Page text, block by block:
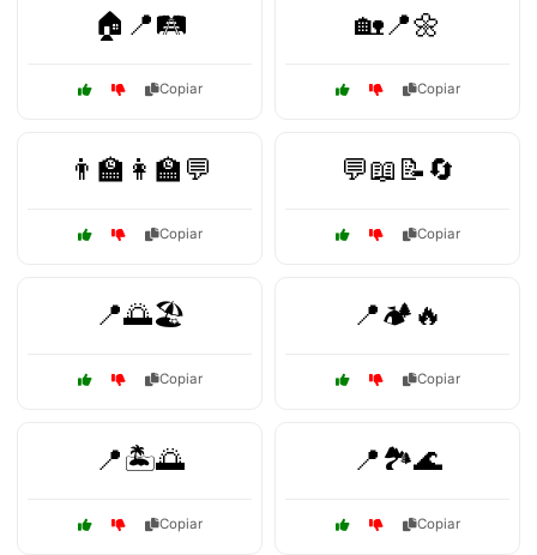
🏠📍🛤️
Copiar
🏡📍🌼
Copiar
👨‍🏫👩‍🏫💬
Copiar
💬📖📝🔄
Copiar
📍🌅🏖️
Copiar
📍🏕️🔥
Copiar
📍🏝️🌅
Copiar
📍🏞️🌊
Copiar